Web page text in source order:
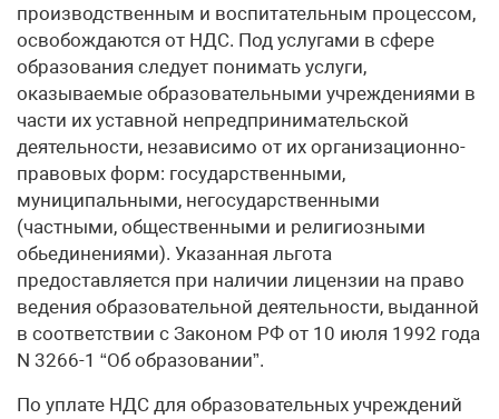
производственным и воспитательным процессом,
освобождаются от НДС. Под услугами в сфере
образования следует понимать услуги,
оказываемые образовательными учреждениями в
части их уставной непредпринимательской
деятельности, независимо от их организационно-
правовых форм: государственными,
муниципальными, негосударственными
(частными, общественными и религиозными
обьединениями). Указанная льгота
предоставляется при наличии лицензии на право
ведения образовательной деятельности, выданной
в соответствии с Законом РФ от 10 июля 1992 года
N 3266-1 “Об образовании”.
По уплате НДС для образовательных учреждений